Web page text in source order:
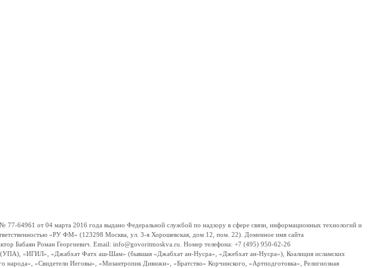
64961 от 04 марта 2016 года выдано Федеральной службой по надзору в сфере связи, информационных технологий и
«РУ ФМ» (123298 Москва, ул. 3-я Хорошевская, дом 12, пом. 22). Доменное имя сайта
Бабаян Роман Георгиевич. Email: info@govoritmoskva.ru. Номер телефона: +7 (495) 950-62-26
(УПА), «ИГИЛ», «Джабхат Фатх аш-Шам» (бывшая «Джабхат ан-Нусра», «Джебхат ан-Нусра»), Коалиция исламских
«Свидетели Иеговы», «Мизантропик Дивижн», «Братство» Корчинского, «Артподготовка», Религиозная